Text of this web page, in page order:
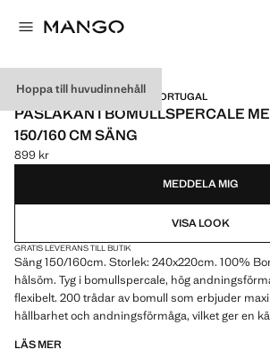
Hoppa till huvudinnehåll
PERCALE COTTON / MADE IN PORTUGAL
PÅSLAKAN I BOMULLSPERCALE
150/160 CM SÄNG
Gällande pris [899 kr ]
899 kr
Välj en färg
MEDDELA MIG
VISA LOOK
GRATIS LEVERANS TILL BUTIK
Säng 150/160cm. Storlek: 240x220cm. 100%
hålsöm. Tyg i bomullspercale, hög
flexibelt. 200 trådar av bomull som erbjuder
hållbarhet och andningsförmåga, vilket ger en
LÄS MER